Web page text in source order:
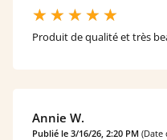
Produit de qualité et très
Annie W.
Publié le 3/16/26, 2:20 PM (Date